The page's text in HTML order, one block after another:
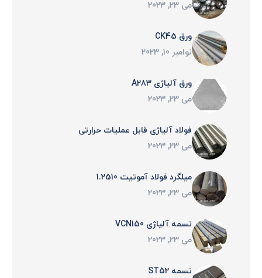
می 23, 2023
ورق CK45
نوامبر 10, 2023
ورق آلیاژی A283
می 23, 2023
فولاد آلياژی قابل عمليات حرارتی
می 23, 2023
میلگرد فولاد آموتیت 1.2510
می 23, 2023
تسمه آلیاژی VCN150
می 23, 2023
تسمه ST52